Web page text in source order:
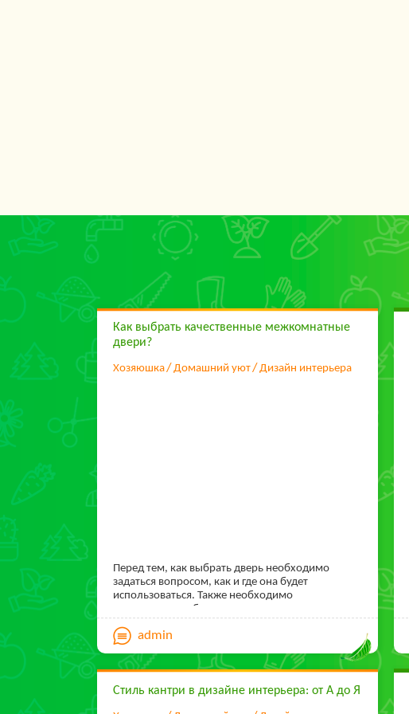
Как выбрать качественные межкомнатные
двери?
Хозяюшка Домашний уют Дизайн интерьера
Перед тем, как выбрать дверь необходимо
задаться вопросом, как и где она будет
использоваться. Также необходимо
определиться с бюджетом, какую сумму
любых продуктов двери делятся на виды.
admin
Стиль кантри в дизайне интерьера: от А до Я